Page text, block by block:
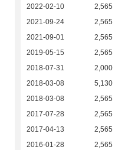
2022-02-10
2,565
2021-09-24
2,565
2021-09-01
2,565
2019-05-15
2,565
2018-07-31
2,000
2018-03-08
5,130
2018-03-08
2,565
2017-07-28
2,565
2017-04-13
2,565
2016-01-28
2,565